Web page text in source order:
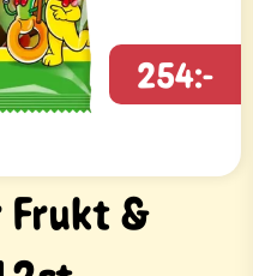
Frukt &
254:-